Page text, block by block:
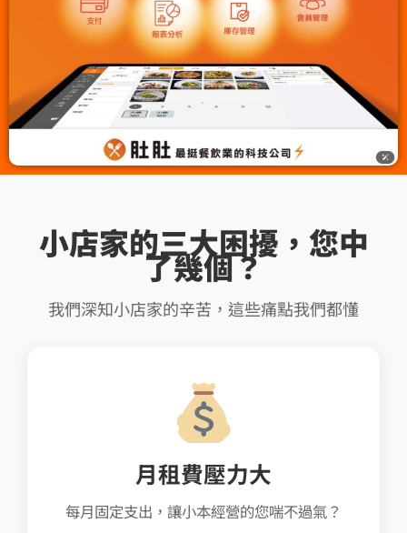
小店家的三大困擾，您中
了幾個？
我們深知小店家的辛苦，這些痛點我們都懂
月租費壓力大
每月固定支出，讓小本經營的您喘不過氣？